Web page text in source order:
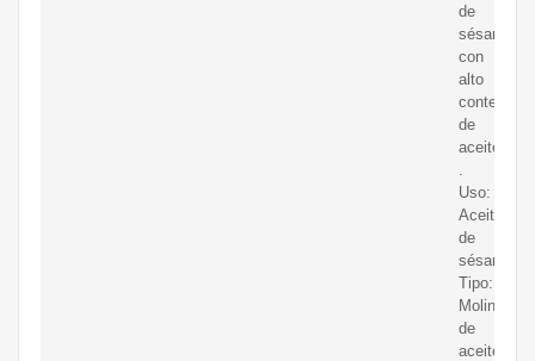
de
sésamo
con
alto
contenido
de
aceite
Uso:
Aceite
de
sésamo;
Tipo:
Molino
de
aceite